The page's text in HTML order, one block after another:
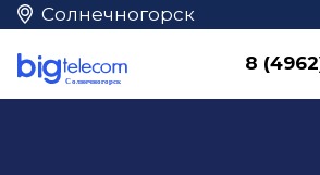
Солнечногорск
8